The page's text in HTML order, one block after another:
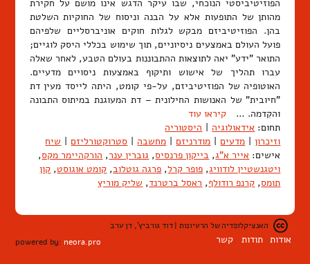
הפוזיטיביסטי הנוכחי, שבו עיקר הדגש אינו מושם על חקירת
מהותן של התופעות אלא על הבנה וניסוח של החוקיות השלטת
בהן. הפוזיטיביזם מבקש לגלות חוקים אוניברסליים שלפיהם
פועל העולם באמצעים ניסיוניים, תוך שימוש בכללי היסק לוגיים;
התואר "ידע" יאה לתוצאות ההתבוננות בעולם הטבע, לאחר שאלה
עברו תהליך של אישוש ותיקוף באמצעות ניסויים מדעיים.
האוטופיה של הפוזיטיביזם, על-פי קומט, היתה לייסד מעין דת
"חיובית" של האנושות החילונית – דת המעוגנת במיתוס התבונה
והקִדמה. … קיראו עוד
תחום: אידאולוגיה | היסטוריה
וזיכרון | מדעים | מודרניזם | מחשבה | סטרוקטורליזם | שיח
אישים: אייר א"ג, בייקון פרנסיס, גוברין ענר, הורקהיימר מקס,
ויטגנשטיין לודוויג, פופר קרל, פרגה גוטלוב, קומט אוגוסט, קון
תומס, קרנפ רודולף, ראסל ברטרנד, שליק מוריץ
האנציקלופדיה של הרעיונות | דוד גורביץ', דן ערב
אודות תודות קשר powered by:neora.pro